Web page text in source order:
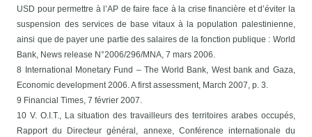
USD pour permettre à l’AP de faire face à la crise financière et d’éviter la
suspension des services de base vitaux à la population palestinienne,
ainsi que de payer une partie des salaires de la fonction publique : World
Bank, News release N°2006/296/MNA, 7 mars 2006.
8 International Monetary Fund – The World Bank, West bank and Gaza,
Economic development 2006. A first assessment, March 2007, p. 3.
9 Financial Times, 7 février 2007.
10 V. O.I.T., La situation des travailleurs des territoires arabes occupés,
Rapport du Directeur général, annexe, Conférence internationale du